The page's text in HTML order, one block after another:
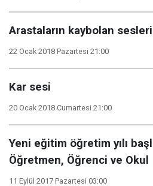
Arastaların kaybolan sesleri
22 Ocak 2018 Pazartesi 21:00
Kar sesi
20 Ocak 2018 Cumartesi 21:00
Yeni eğitim öğretim yılı
Öğretmen, Öğrenci ve Okul
11 Eylül 2017 Pazartesi 03:00